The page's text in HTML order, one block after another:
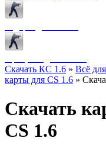
Скачать КС 1.6 » Всё
карты для CS 1.6 »
Скачать
CS 1.6